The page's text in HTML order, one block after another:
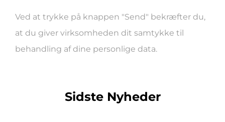
Ved at trykke på knappen "Send" bekræfter du,
at du giver virksomheden dit samtykke til
behandling af dine personlige data.
Sidste Nyheder